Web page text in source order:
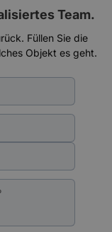
Team.
Füllen Sie die
Objekt es geht.